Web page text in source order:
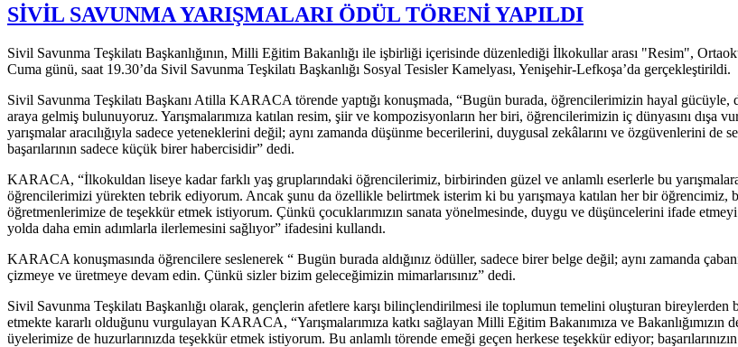
SİVİL SAVUNMA YARIŞMALARI ÖDÜL TÖRENİ YAPILDI
Sivil Savunma Teşkilatı Başkanlığının, Milli Eğitim Bakanlığı ile işbirliği içerisinde düzenlediği İlkokullar arası "Resim",
Cuma günü, saat 19.30’da Sivil Savunma Teşkilatı Başkanlığı Sosyal Tesisler Kamelyası, Yenişehir-Lefkoşa’da gerçekleştirildi.
Sivil Savunma Teşkilatı Başkanı Atilla KARACA törende yaptığı konuşmada, “Bugün burada, öğrencilerimizin hayal
araya gelmiş bulunuyoruz. Yarışmalarımıza katılan resim, şiir ve kompozisyonların her biri, öğrencilerimizin iç dünyasını dışa
yarışmalar aracılığıyla sadece yeteneklerini değil; aynı zamanda düşünme becerilerini, duygusal zekâlarını ve özgüvenlerini
başarılarının sadece küçük birer habercisidir” dedi.
KARACA, “İlkokuldan liseye kadar farklı yaş gruplarındaki öğrencilerimiz, birbirinden güzel ve anlamlı eserlerle bu
öğrencilerimizi yürekten tebrik ediyorum. Ancak şunu da özellikle belirtmek isterim ki bu yarışmaya katılan her bir
öğretmenlerimize de teşekkür etmek istiyorum. Çünkü çocuklarımızın sanata yönelmesinde, duygu ve düşüncelerini ifade
yolda daha emin adımlarla ilerlemesini sağlıyor” ifadesini kullandı.
KARACA konuşmasında öğrencilere seslenerek “ Bugün burada aldığınız ödüller, sadece birer belge değil; aynı zamanda
çizmeye ve üretmeye devam edin. Çünkü sizler bizim geleceğimizin mimarlarısınız” dedi.
Sivil Savunma Teşkilatı Başkanlığı olarak, gençlerin afetlere karşı bilinçlendirilmesi ile toplumun temelini oluşturan
etmekte kararlı olduğunu vurgulayan KARACA, “Yarışmalarımıza katkı sağlayan Milli Eğitim Bakanımıza ve
üyelerimize de huzurlarınızda teşekkür etmek istiyorum. Bu anlamlı törende emeği geçen herkese teşekkür ediyor;